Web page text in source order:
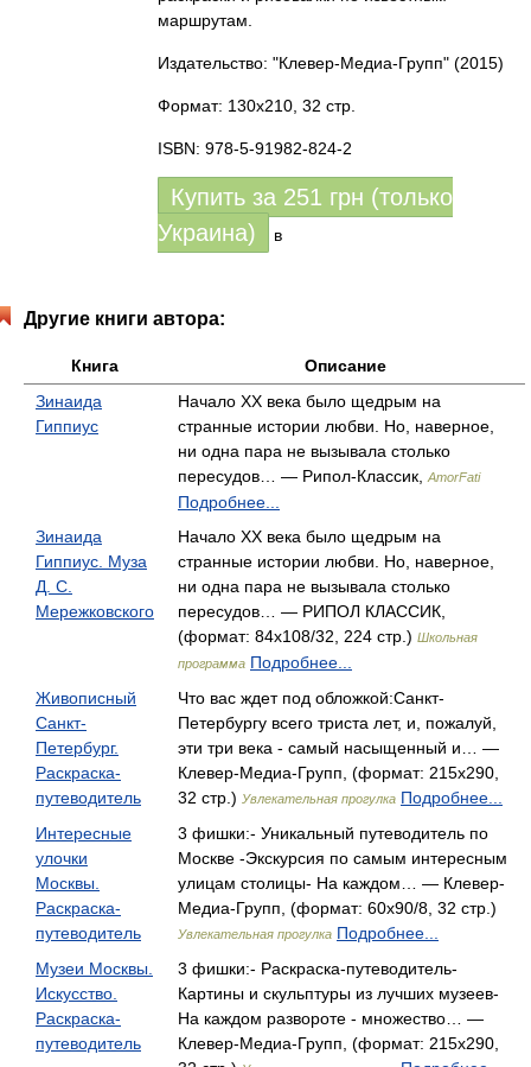
маршрутам.
Издательство: "Клевер-Медиа-Групп" (2015)
Формат: 130x210, 32 стр.
ISBN: 978-5-91982-824-2
Купить за 251 грн (только
Украина)
в
Другие книги автора:
Книга
Описание
Зинаида
Гиппиус
Начало XX века было щедрым на
странные истории любви. Но, наверное,
ни одна пара не вызывала столько
пересудов… — Рипол-Классик,
AmorFati
Подробнее...
Зинаида
Гиппиус. Муза
Д. С.
Мережковского
Начало XX века было щедрым на
странные истории любви. Но, наверное,
ни одна пара не вызывала столько
пересудов… — РИПОЛ КЛАССИК,
(формат: 84x108/32, 224 стр.) Школьная
программа Подробнее...
Живописный
Санкт-
Петербург.
Раскраска-
путеводитель
Что вас ждет под обложкой:Санкт-
Петербургу всего триста лет, и, пожалуй,
эти три века - самый насыщенный и… —
Клевер-Медиа-Групп, (формат: 215x290,
32 стр.) Увлекательная прогулка Подробнее...
Интересные
улочки
Москвы.
Раскраска-
путеводитель
3 фишки:- Уникальный путеводитель по
Москве -Экскурсия по самым интересным
улицам столицы- На каждом… — Клевер-
Медиа-Групп, (формат: 60x90/8, 32 стр.)
Увлекательная прогулка Подробнее...
Музеи Москвы.
Искусство.
Раскраска-
путеводитель
3 фишки:- Раскраска-путеводитель-
Картины и скульптуры из лучших музеев-
На каждом развороте - множество… —
Клевер-Медиа-Групп, (формат: 215x290,